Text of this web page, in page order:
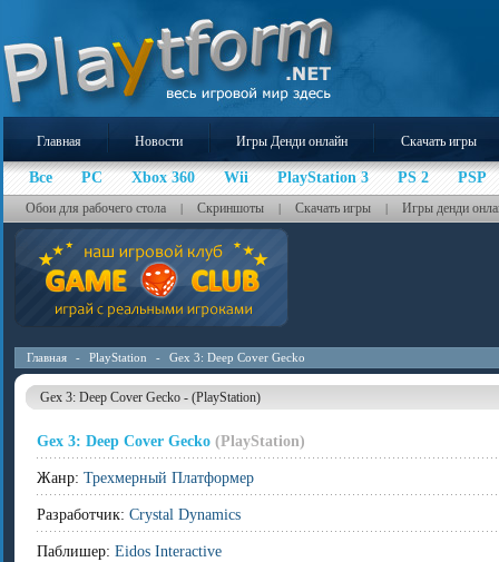
Главная Новости Игры Денди онлайн Скачать игры
Все PC Xbox 360 Wii PlayStation 3 PS 2 PSP
Обои для рабочего стола | Скриншоты | Скачать игры | Игры денди
Главная - PlayStation - Gex 3: Deep Cover Gecko
Gex 3: Deep Cover Gecko - (PlayStation)
Gex 3: Deep Cover Gecko (PlayStation)
Жанр: Трехмерный Платформер
Разработчик: Crystal Dynamics
Паблишер: Eidos Interactive